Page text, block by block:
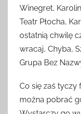
Winegret,
Teatr Płocha,
ostatnią chwilę
wracaj, Chyba,
Grupa Bez
Co się zaś tyczy
można pobrać